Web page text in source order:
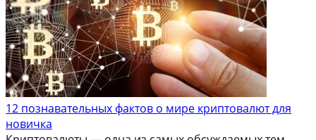
12 познавательных фактов о мире криптовалют для
новичка